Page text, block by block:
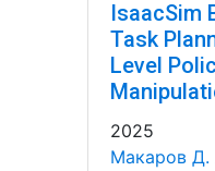
IsaacSim
Task
Level
2025
Макаров Д.